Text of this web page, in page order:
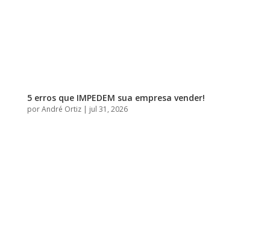
5 erros que IMPEDEM sua empresa vender!
porAndré Ortiz| jul 31, 2026